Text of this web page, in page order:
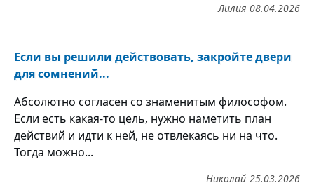
08.04.2026
Лилия
Если вы решили действовать, закройте двери
для сомнений...
Абсолютно согласен со знаменитым философом.
Если есть какая-то цель, нужно наметить план
действий и идти к ней, не отвлекаясь ни на что.
Тогда можно...
25.03.2026
Николай